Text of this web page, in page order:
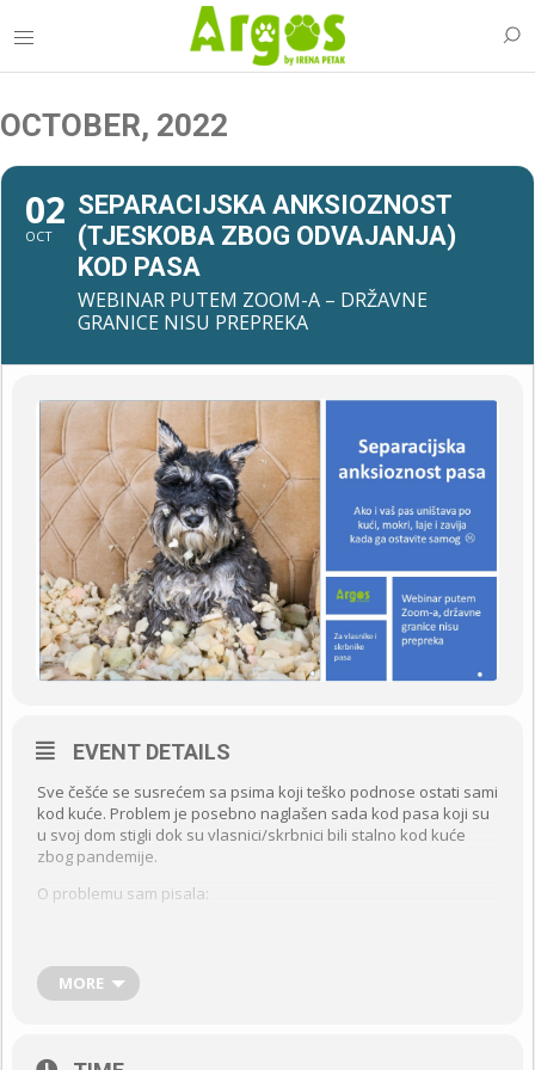
OCTOBER, 2022
02
OCT
SEPARACIJSKA ANKSIOZNOST
(TJESKOBA ZBOG ODVAJANJA)
KOD PASA
WEBINAR PUTEM ZOOM-A – DRŽAVNE
GRANICE NISU PREPREKA
EVENT DETAILS
Sve češće se susrećem sa psima koji teško podnose ostati sami
kod kuće. Problem je posebno naglašen sada kod pasa koji su
u svoj dom stigli dok su vlasnici/skrbnici bili stalno kod kuće
zbog pandemije.
O problemu sam pisala:
Nažalost, problem nije uvijek prepoznat kao takav, pa se često
MORE